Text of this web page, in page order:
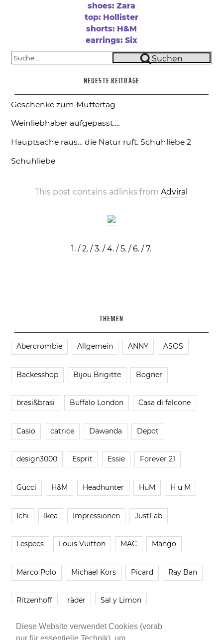
Diese Website verwendet Cookies (vorab
nur für essentielle Technik), um
shoes: Zara
top: Hollister
shorts: H&M
earrings: Six
Suche
Suchen
NEUESTE BEITRÄGE
Geschenke zum Muttertag
Weinliebhaber aufgepasst….
Hauptsache raus… die Natur ruft. Schuhliebe 2
Schuhliebe
This post contains adlinks fromAdviral
1. /2. /3. /4. /5. /6. /7.
THEMEN
Abercrombie Allgemein ANNY ASOS
Backesshop Bijou Brigitte Bogner
brasi&brasi Buffalo London Casa di falcone
Casio catrice Dawanda Depot
design3000 Esprit Essie Forever 21
Gucci H&M Headhunter HuM H u M
Ichi Ikea Impressionen JustFab
Lespecs Louis Vuitton MAC Mango
Marco Polo Michael Kors Picard Ray Ban
Ritzenhoff räder Sal y Limon
Smartbuyglasses smash! Steve Madden